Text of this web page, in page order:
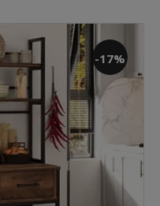
-17%